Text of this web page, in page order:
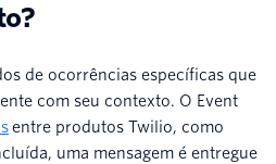
de ocorrências específicas que
com seu contexto. O Event
entre produtos Twilio, como
uma mensagem é entregue